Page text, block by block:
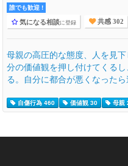
誰でも歓迎 !
気になる相談に登録 共感 302
母親の高圧的な態度、人を見
分の価値観を押し付けてくる
る。自分に都合が悪くなった
自傷行為 460 価値観 30 母親